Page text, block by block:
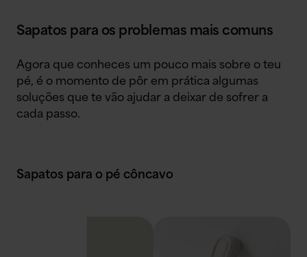
Sapatos para os problemas mais comuns
Agora que conheces um pouco mais sobre o teu
pé, é o momento de pôr em prática algumas
soluções que te vão ajudar a deixar de sofrer a
cada passo.
Sapatos para o pé côncavo